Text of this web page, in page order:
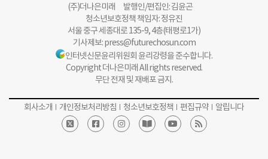
(주)더나은미래 발행인/편집인: 김윤곤
청소년보호정책 책임자: 정유진
서울 중구 세종대로 135-9, 4층(태평로1가)
기사제보:press@futurechosun.com
인터넷신문윤리위원회 윤리강령을 준수합니다.
Copyright 더나은미래 All rights reserved.
무단 전재 및 재배포 금지.
회사소개 개인정보처리방침 청소년보호정책 편집규약 알립니다